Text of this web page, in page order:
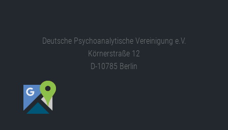
Deutsche Psychoanalytische Vereinigung e.V.
Körnerstraße 12
D-10785 Berlin